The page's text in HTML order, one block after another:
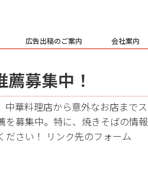
広告出稿のご案内 会社案内
募集中！
華料理店から意外なお店までス
を募集中。特に、焼きそばの情報
ださい！ リンク先のフォーム